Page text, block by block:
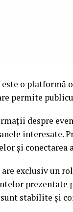
o platformă
permite
despre
și conectarea
exclusiv un
prezentate
stabilite și